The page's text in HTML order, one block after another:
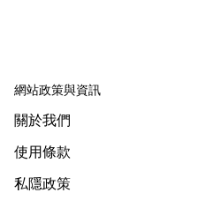
網站政策與資訊
關於我們
使用條款
私隱政策